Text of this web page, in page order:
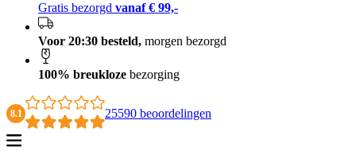
Gratis bezorgd vanaf € 99,-
Voor 20:30 besteld, morgen bezorgd
100% breukloze bezorging
8.1 25590 beoordelingen